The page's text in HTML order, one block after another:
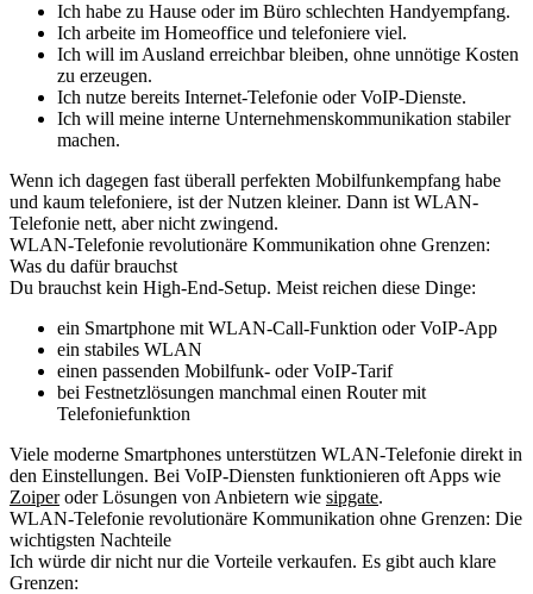
Ich habe zu Hause oder im Büro schlechten Handyempfang.
Ich arbeite im Homeoffice und telefoniere viel.
Ich will im Ausland erreichbar bleiben, ohne unnötige Kosten
zu erzeugen.
Ich nutze bereits Internet-Telefonie oder VoIP-Dienste.
Ich will meine interne Unternehmenskommunikation stabiler
machen.
Wenn ich dagegen fast überall perfekten Mobilfunkempfang habe
und kaum telefoniere, ist der Nutzen kleiner. Dann ist WLAN-
Telefonie nett, aber nicht zwingend.
WLAN-Telefonie revolutionäre Kommunikation ohne Grenzen:
Was du dafür brauchst
Du brauchst kein High-End-Setup. Meist reichen diese Dinge:
ein Smartphone mit WLAN-Call-Funktion oder VoIP-App
ein stabiles WLAN
einen passenden Mobilfunk- oder VoIP-Tarif
bei Festnetzlösungen manchmal einen Router mit
Telefoniefunktion
Viele moderne Smartphones unterstützen WLAN-Telefonie direkt in
den Einstellungen. Bei VoIP-Diensten funktionieren oft Apps wie
Zoiperoder Lösungen von Anbietern wie sipgate.
WLAN-Telefonie revolutionäre Kommunikation ohne Grenzen: Die
wichtigsten Nachteile
Ich würde dir nicht nur die Vorteile verkaufen. Es gibt auch klare
Grenzen: